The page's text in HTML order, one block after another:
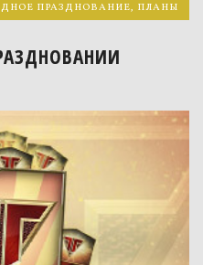
ПРАЗДНОВАНИЕ, ПЛАНЫ